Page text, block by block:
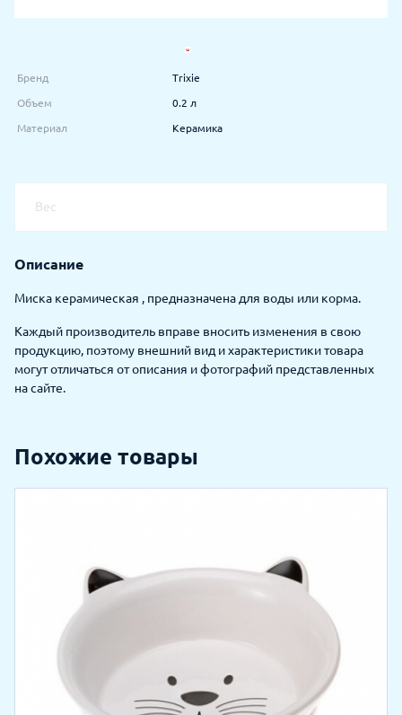
Бренд Trixie
Объем 0.2 л
Материал Керамика
Вес
Описание
Миска керамическая , предназначена для воды или корма.
Каждый производитель вправе вносить изменения в свою
продукцию, поэтому внешний вид и характеристики товара
могут отличаться от описания и фотографий представленных
на сайте.
Похожие товары